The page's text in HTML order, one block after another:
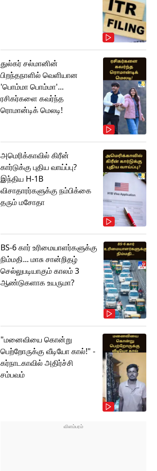
துல்கர் சல்மானின்
பிறந்தநாளில் வெளியான
'பொம்மா பொம்மா'...
ரசிகர்களை கவர்ந்த
ரொமான்டிக் மெலடி!
அமெரிக்காவில் கிரீன்
கார்டுக்கு புதிய வாய்ப்பு?
இந்திய H-1B
விசாதாரர்களுக்கு நம்பிக்கை
தரும் மசோதா
BS-6 கார் உரிமையாளர்களுக்கு
நிம்மதி... மாசு சான்றிதழ்
செல்லுபடியாகும் காலம் 3
ஆண்டுகளாக உயருமா?
"மனைவியை கொன்று
பெற்றோருக்கு வீடியோ கால்!" -
கர்நாடகாவில் அதிர்ச்சி
சம்பவம்